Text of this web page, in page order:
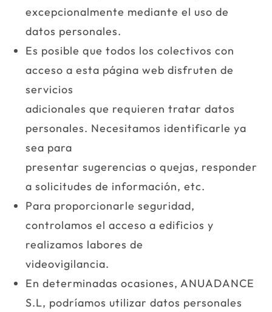
excepcionalmente mediante el uso de
datos personales.
Es posible que todos los colectivos con
acceso a esta página web disfruten de
servicios
adicionales que requieren tratar datos
personales. Necesitamos identificarle ya
sea para
presentar sugerencias o quejas, responder
a solicitudes de información, etc.
Para proporcionarle seguridad,
controlamos el acceso a edificios y
realizamos labores de
videovigilancia.
En determinadas ocasiones, ANUADANCE
S.L, podríamos utilizar datos personales